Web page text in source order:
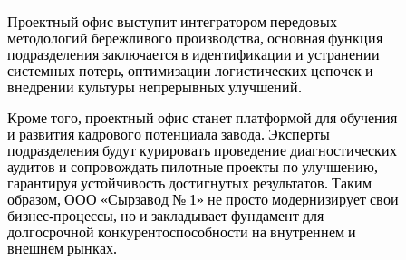
Проектный офис выступит интегратором передовых
методологий бережливого производства, основная функция
подразделения заключается в идентификации и устранении
системных потерь, оптимизации логистических цепочек и
внедрении культуры непрерывных улучшений.
Кроме того, проектный офис станет платформой для обучения
и развития кадрового потенциала завода. Эксперты
подразделения будут курировать проведение диагностических
аудитов и сопровождать пилотные проекты по улучшению,
гарантируя устойчивость достигнутых результатов. Таким
образом, ООО «Сырзавод № 1» не просто модернизирует свои
бизнес-процессы, но и закладывает фундамент для
долгосрочной конкурентоспособности на внутреннем и
внешнем рынках.